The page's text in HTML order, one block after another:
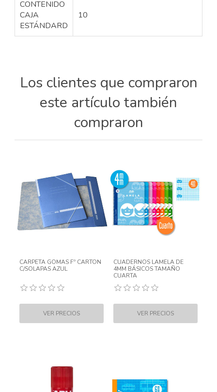
CONTENIDO
CAJA
ESTÁNDARD
10
Los clientes que compraron
este artículo también
compraron
CARPETA GOMAS Fº CARTON
C/SOLAPAS AZUL
CUADERNOS LAMELA DE
4MM BÁSICOS TAMAÑO
CUARTA